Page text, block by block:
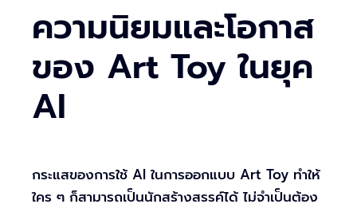
ความนิยมและโอกาส
ของ Art Toy ในยุค
AI
กระแสของการใช้ AI ในการออกแบบ Art Toy ทำให้
ใคร ๆ ก็สามารถเป็นนักสร้างสรรค์ได้ ไม่จำเป็นต้อง